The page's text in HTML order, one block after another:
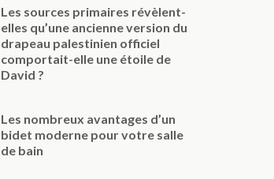
Les sources primaires révèlent-
elles qu’une ancienne version du
drapeau palestinien officiel
comportait-elle une étoile de
David ?
Les nombreux avantages d’un
bidet moderne pour votre salle
de bain